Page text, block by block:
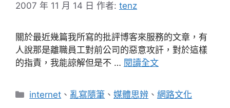
2007 年 11 月 14 日 作者: tenz
關於最近幾篇我所寫的批評博客來服務的文章，有
人說那是離職員工對前公司的惡意攻訐，對於這樣
的指責，我能諒解但是不 … 閱讀全文
分
internet 、 亂寫隨筆 、媒體思辨 、網路文化